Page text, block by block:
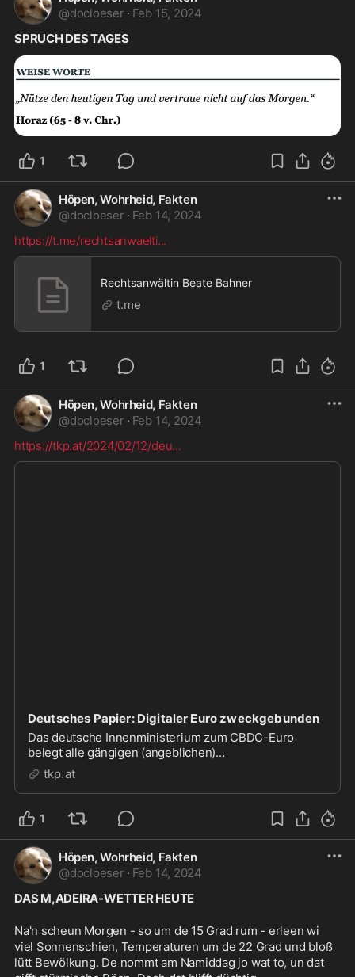
@docloeser · Feb 15, 2024
SPRUCH DES TAGES
1
Höpen, Wohrheid, Fakten
@docloeser · Feb 14, 2024
https://t.me/rechtsanwaelti...
Rechtsanwältin Beate Bahner
t.me
1
Höpen, Wohrheid, Fakten
@docloeser · Feb 14, 2024
https://tkp.at/2024/02/12/deu...
Deutsches Papier: Digitaler Euro zweckgebunden
Das deutsche Innenministerium zum CBDC-Euro
belegt alle gängigen (angeblichen)
Verschwörungstheorien: Über den digitalen Euro wird
man nicht frei verfügen können.
tkp.at
1
Höpen, Wohrheid, Fakten
@docloeser · Feb 14, 2024
DAS M,ADEIRA-WETTER HEUTE
Na'n scheun Morgen - so um de 15 Grad rum - erleen wi
viel Sonnenschien, Temperaturen um de 22 Grad und bloß
lütt Bewölkung. De nommt am Namiddag jo wat to, un dat